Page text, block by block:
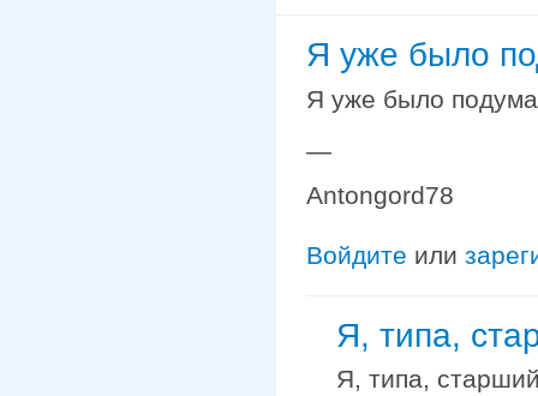
Я уже было
Я уже было
—
Antongord78
Войдите или
Я, типа,
Я, типа,